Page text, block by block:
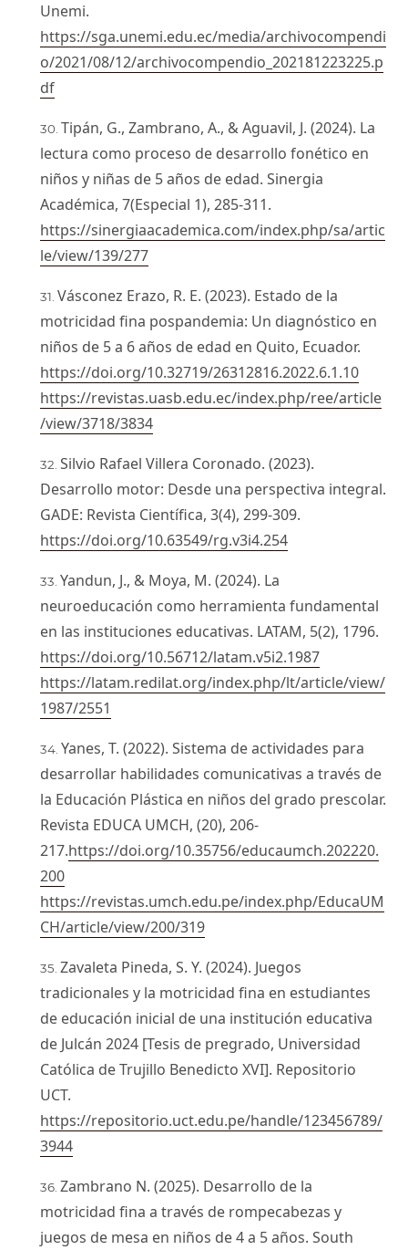
Unemi.
https://sga.unemi.edu.ec/media/archivocompendi
o/2021/08/12/archivocompendio_202181223225.p
df
Tipán, G., Zambrano, A., & Aguavil, J. (2024). La
lectura como proceso de desarrollo fonético en
niños y niñas de 5 años de edad. Sinergia
Académica, 7(Especial 1), 285-311.
https://sinergiaacademica.com/index.php/sa/artic
le/view/139/277
Vásconez Erazo, R. E. (2023). Estado de la
motricidad fina pospandemia: Un diagnóstico en
niños de 5 a 6 años de edad en Quito, Ecuador.
https://doi.org/10.32719/26312816.2022.6.1.10
https://revistas.uasb.edu.ec/index.php/ree/article
/view/3718/3834
Silvio Rafael Villera Coronado. (2023).
Desarrollo motor: Desde una perspectiva integral.
GADE: Revista Científica, 3(4), 299-309.
https://doi.org/10.63549/rg.v3i4.254
Yandun, J., & Moya, M. (2024). La
neuroeducación como herramienta fundamental
en las instituciones educativas. LATAM, 5(2), 1796.
https://doi.org/10.56712/latam.v5i2.1987
https://latam.redilat.org/index.php/lt/article/view/
1987/2551
Yanes, T. (2022). Sistema de actividades para
desarrollar habilidades comunicativas a través de
la Educación Plástica en niños del grado prescolar.
Revista EDUCA UMCH, (20), 206-
217.https://doi.org/10.35756/educaumch.202220.
200
https://revistas.umch.edu.pe/index.php/EducaUM
CH/article/view/200/319
Zavaleta Pineda, S. Y. (2024). Juegos
tradicionales y la motricidad fina en estudiantes
de educación inicial de una institución educativa
de Julcán 2024 [Tesis de pregrado, Universidad
Católica de Trujillo Benedicto XVI]. Repositorio
UCT.
https://repositorio.uct.edu.pe/handle/123456789/
3944
Zambrano N. (2025). Desarrollo de la
motricidad fina a través de rompecabezas y
juegos de mesa en niños de 4 a 5 años. South